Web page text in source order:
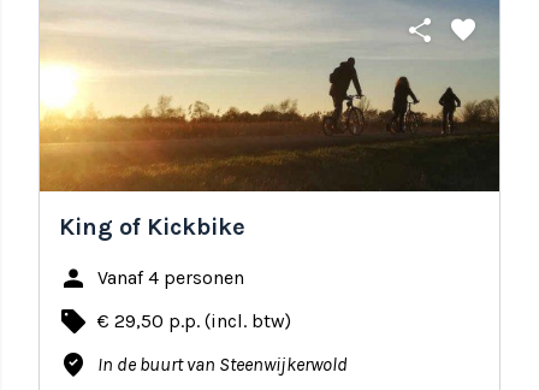
share favorite
King of Kickbike
person Vanaf 4 personen
local_offer € 29,50 p.p. (incl. btw)
where_to_vote In de buurt van Steenwijkerwold